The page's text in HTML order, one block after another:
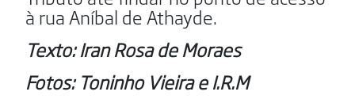
à rua Aníbal de Athayde.
Texto: Iran Rosa de Moraes
Fotos: Toninho Vieira e I.R.M